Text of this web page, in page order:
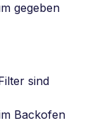
gegeben
sind
Backofen